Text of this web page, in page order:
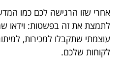
אחרי שזו הרגישה לכם כמו
לתמצת את זה בפשטות: וידאו
עוצמתי שתקבלו למכירות,
לקוחות שלכם.